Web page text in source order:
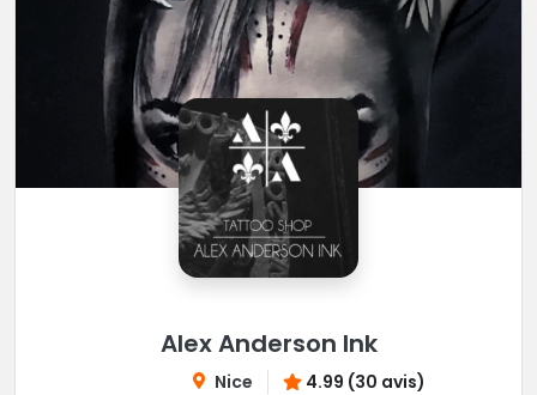
Alex Anderson Ink
Nice 4.99 (30 avis)